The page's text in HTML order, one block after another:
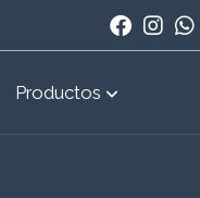
Productos